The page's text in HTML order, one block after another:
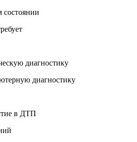
состоянии
диагностику
диагностику
в ДТП